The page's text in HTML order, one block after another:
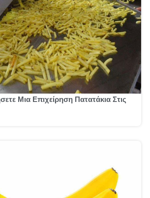
Μια Επιχείρηση Πατατάκια Στις